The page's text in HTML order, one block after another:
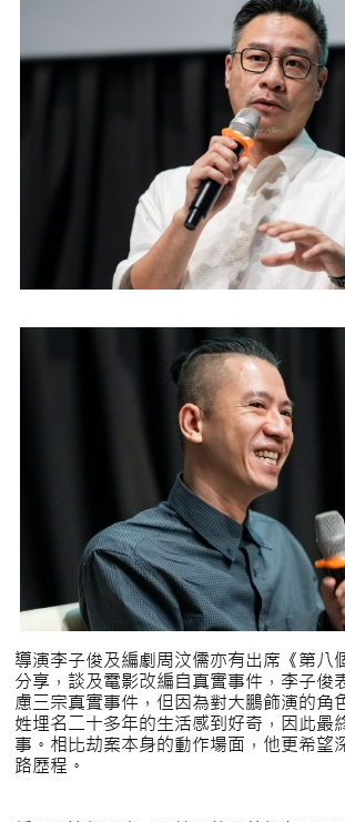
導演李子俊及編劇周汶儒亦有出席《第八
分享，談及電影改編自真實事件，李子俊
慮三宗真實事件，但因為對大鵬飾演的角
姓埋名二十多年的生活感到好奇，因此最
事。相比劫案本身的動作場面，他更希望
路歷程。